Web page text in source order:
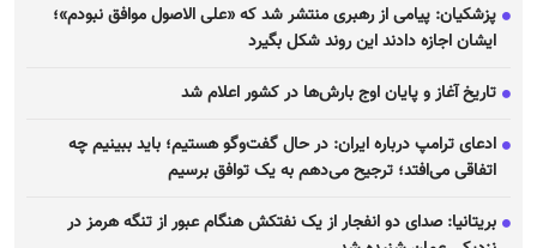
پزشکیان: پیامی از رهبری منتشر شد که «علی الاصول موافق نبودم»؛
ایشان اجازه دادند این روند شکل بگیرد
تاریخ آغاز و پایان اوج بارش‌ها در کشور اعلام شد
ادعای ترامپ درباره ایران: در حال گفت‌و‌گو هستیم؛ باید ببینیم چه
اتفاقی می‌افتد؛ ترجیح می‌دهم به یک توافق برسیم
بریتانیا: صدای دو انفجار از یک نفتکش هنگام عبور از تنگه هرمز در